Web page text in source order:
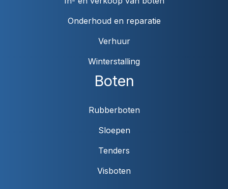
Boten
Rubberboten
Sloepen
Tenders
Visboten
Onderhoud en reparatie
Verhuur
Winterstalling